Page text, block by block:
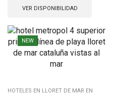
VER DISPONIBILIDAD
NEW
HOTELES EN LLORET DE MAR EN